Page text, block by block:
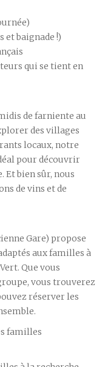
et baignade !)
qui se tient en
de farniente au
des villages
locaux, notre
pour découvrir
Et bien sûr, nous
de vins et de
Gare) propose
aux familles à
Que vous
vous trouverez
réserver les
familles